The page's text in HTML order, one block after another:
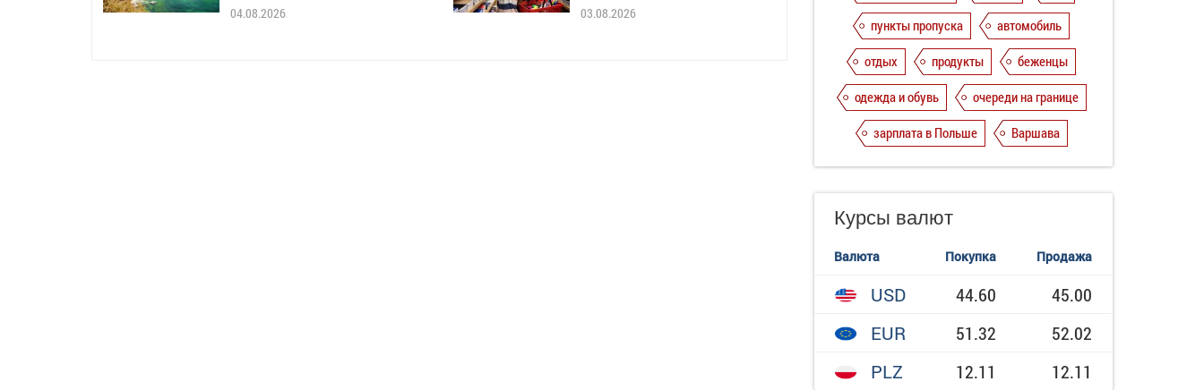
04.08.2026
03.08.2026
пункты пропуска
автомобиль
отдых
продукты
беженцы
одежда и обувь
очереди на границе
зарплата в Польше
Варшава
Курсы валют
Валюта Покупка Продажа
USD 44.60
45.00
EUR
51.32
52.02
PLZ
12.11 12.11